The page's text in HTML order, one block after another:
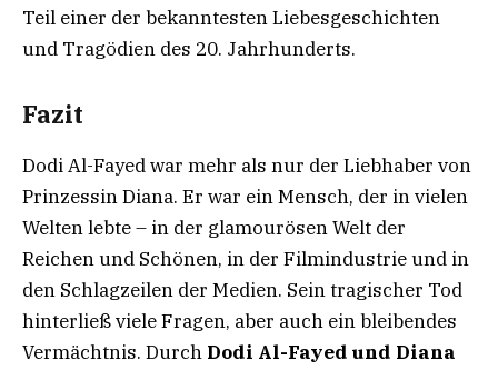
Teil einer der bekanntesten Liebesgeschichten
und Tragödien des 20. Jahrhunderts.
Fazit
Dodi Al-Fayed war mehr als nur der Liebhaber von
Prinzessin Diana. Er war ein Mensch, der in vielen
Welten lebte – in der glamourösen Welt der
Reichen und Schönen, in der Filmindustrie und in
den Schlagzeilen der Medien. Sein tragischer Tod
hinterließ viele Fragen, aber auch ein bleibendes
Vermächtnis. Durch Dodi Al-Fayed und Diana